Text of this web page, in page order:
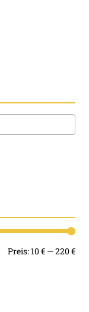
Preis:10 € —220 €